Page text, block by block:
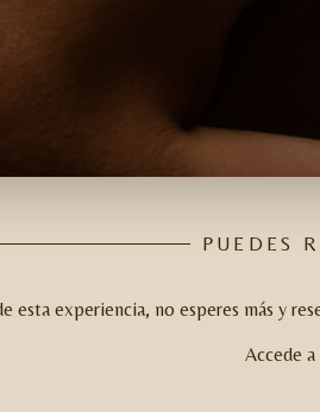
PUEDES
esta experiencia, no esperes más y
Accede